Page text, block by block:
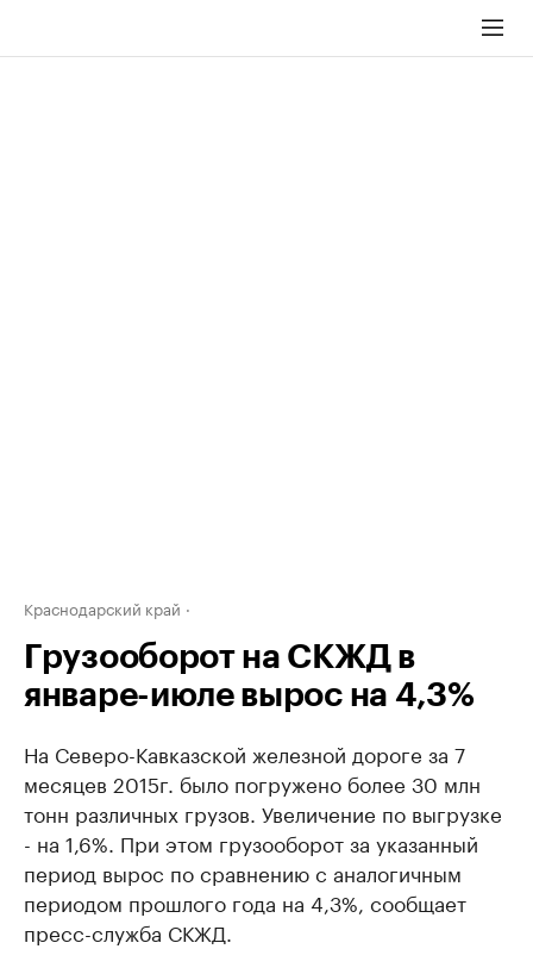
Краснодарский край
Грузооборот на СКЖД в
январе-июле вырос на 4,3%
На Северо-Кавказской железной дороге за 7
месяцев 2015г. было погружено более 30 млн
тонн различных грузов. Увеличение по выгрузке
- на 1,6%. При этом грузооборот за указанный
период вырос по сравнению с аналогичным
периодом прошлого года на 4,3%, сообщает
пресс-служба СКЖД.